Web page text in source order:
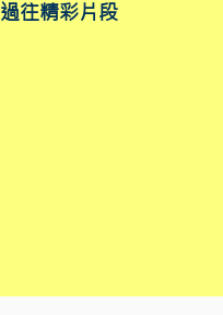
​過往精彩片段